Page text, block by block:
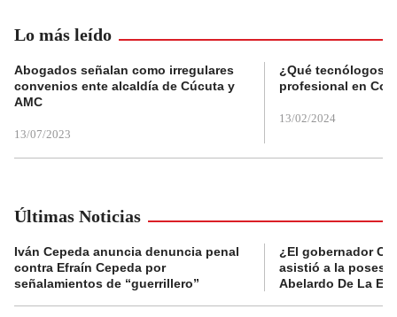
Lo más leído
Abogados señalan como irregulares
convenios ente alcaldía de Cúcuta y
AMC
13/07/2023
¿Qué tecnólogos
profesional en
13/02/2024
Últimas Noticias
Iván Cepeda anuncia denuncia penal
contra Efraín Cepeda por
señalamientos de “guerrillero”
¿El gobernador
asistió a la
Abelardo De La